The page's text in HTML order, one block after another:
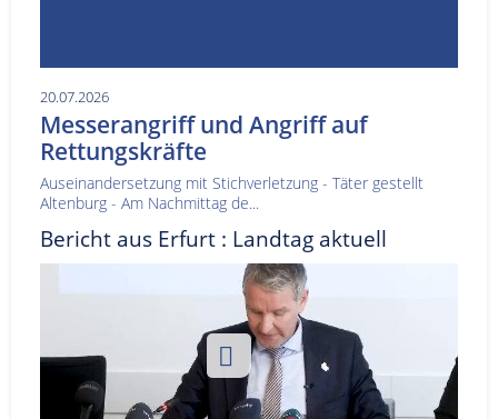
20.07.2026
Messerangriff und Angriff auf
Rettungskräfte
Auseinandersetzung mit Stichverletzung - Täter gestellt
Altenburg - Am Nachmittag de...
Bericht aus Erfurt : Landtag aktuell